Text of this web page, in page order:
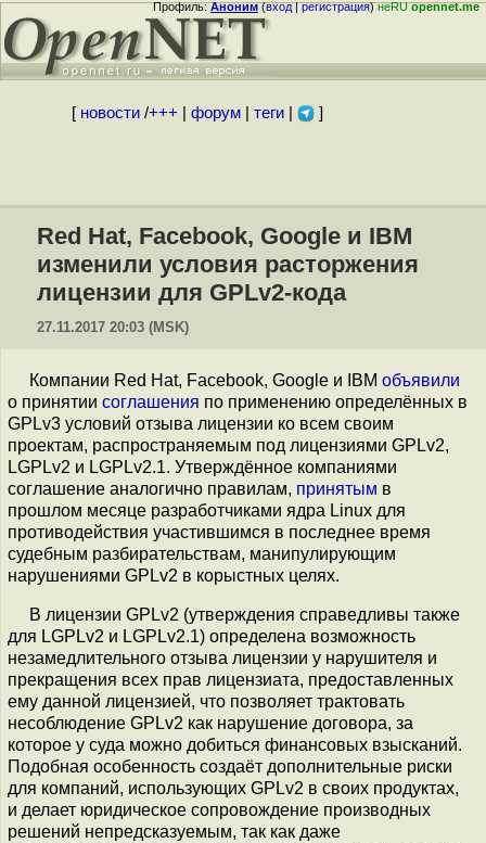
Профиль:Аноним(вход|регистрация)неRUopennet.me
[ новости/+++ форум| теги| ]
Red Hat, Facebook, Google и IBM
изменили условия расторжения
лицензии для GPLv2-кода
27.11.2017 20:03 (MSK)
Компании Red Hat, Facebook, Google и IBM объявили
о принятии соглашения по применению определённых в
GPLv3 условий отзыва лицензии ко всем своим
проектам, распространяемым под лицензиями GPLv2,
LGPLv2 и LGPLv2.1. Утверждённое компаниями
соглашение аналогично правилам, принятым в
прошлом месяце разработчиками ядра Linux для
противодействия участившимся в последнее время
судебным разбирательствам, манипулирующим
нарушениями GPLv2 в корыстных целях.
В лицензии GPLv2 (утверждения справедливы также
для LGPLv2 и LGPLv2.1) определена возможность
незамедлительного отзыва лицензии у нарушителя и
прекращения всех прав лицензиата, предоставленных
ему данной лицензией, что позволяет трактовать
несоблюдение GPLv2 как нарушение договора, за
которое у суда можно добиться финансовых взысканий.
Подобная особенность создаёт дополнительные риски
для компаний, использующих GPLv2 в своих продуктах,
и делает юридическое сопровождение производных
решений непредсказуемым, так как даже